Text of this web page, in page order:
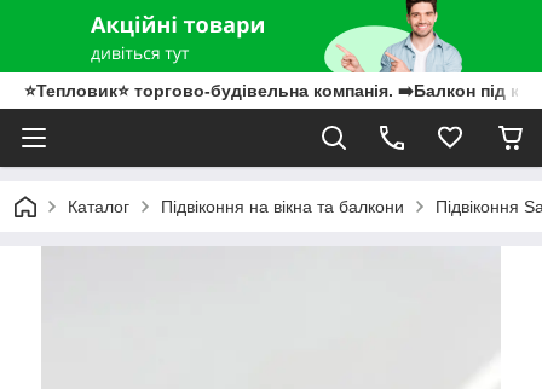
⭐Тепловик⭐ торгово-будівельна компанія. ➡️Балкон під
Каталог Підвіконня на вікна та балкони Підвіконня